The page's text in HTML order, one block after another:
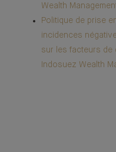
Wealth
Politique de prise
incidences
sur les facteurs de
Indosuez Wealth